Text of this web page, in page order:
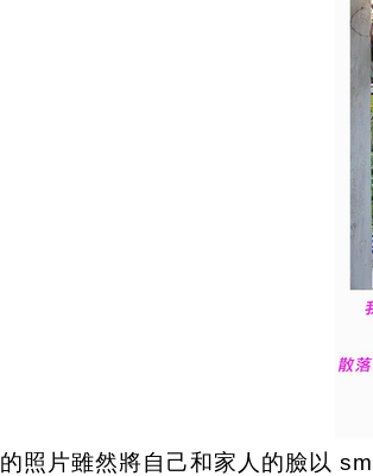
的照片雖然將自己和家人的臉以